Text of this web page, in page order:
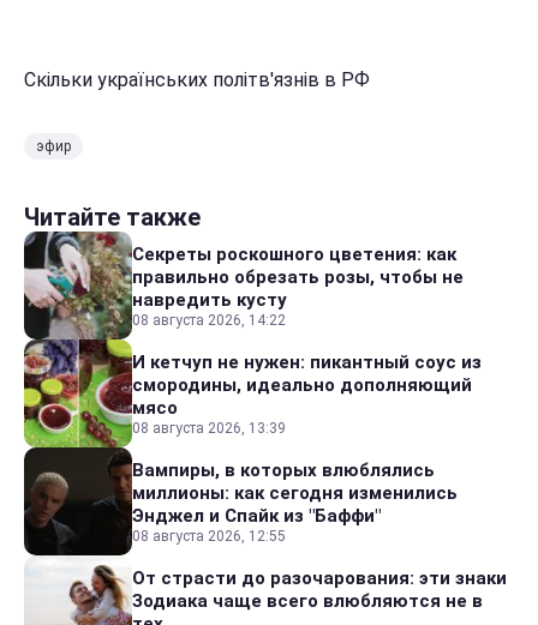
Скільки українських політв'язнів в РФ
эфир
Читайте также
Секреты роскошного цветения: как
правильно обрезать розы, чтобы не
навредить кусту
08 августа 2026, 14:22
И кетчуп не нужен: пикантный соус из
смородины, идеально дополняющий
мясо
08 августа 2026, 13:39
Вампиры, в которых влюблялись
миллионы: как сегодня изменились
Энджел и Спайк из "Баффи"
08 августа 2026, 12:55
От страсти до разочарования: эти знаки
Зодиака чаще всего влюбляются не в